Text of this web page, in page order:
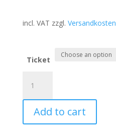
incl. VAT zzgl. Versandkosten
Ticket
Supervision
und
als
Add to cart